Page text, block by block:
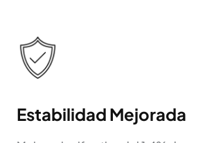
Estabilidad Mejorada